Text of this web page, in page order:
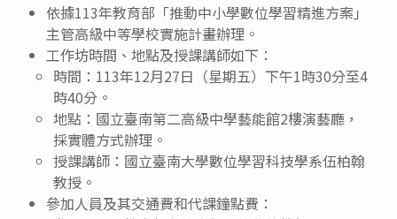
依據113年教育部「推動中小學數位學習精進方案」
主管高級中等學校實施計畫辦理。
工作坊時間、地點及授課講師如下：
時間：113年12月27日（星期五）下午1時30分至4
時40分。
地點：國立臺南第二高級中學藝能館2樓演藝廳，
採實體方式辦理。
授課講師：國立臺南大學數位學習科技學系伍柏翰
教授。
參加人員及其交通費和代課鐘點費：